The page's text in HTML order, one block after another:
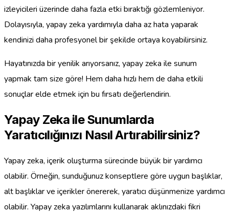
izleyicileri üzerinde daha fazla etki bıraktığı gözlemleniyor.
Dolayısıyla, yapay zeka yardımıyla daha az hata yaparak
kendinizi daha profesyonel bir şekilde ortaya koyabilirsiniz.
Hayatınızda bir yenilik arıyorsanız, yapay zeka ile sunum
yapmak tam size göre! Hem daha hızlı hem de daha etkili
sonuçlar elde etmek için bu fırsatı değerlendirin.
Yapay Zeka ile Sunumlarda
Yaratıcılığınızı Nasıl Artırabilirsiniz?
Yapay zeka, içerik oluşturma sürecinde büyük bir yardımcı
olabilir. Örneğin, sunduğunuz konseptlere göre uygun başlıklar,
alt başlıklar ve içerikler önererek, yaratıcı düşünmenize yardımcı
olabilir. Yapay zeka yazılımlarını kullanarak aklınızdaki fikri